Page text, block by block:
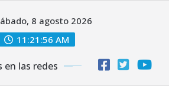
8 agosto 2026
11:21:58 AM
las redes